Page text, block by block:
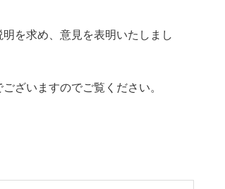
を求め、意見を表明いたしまし
ざいますのでご覧ください。